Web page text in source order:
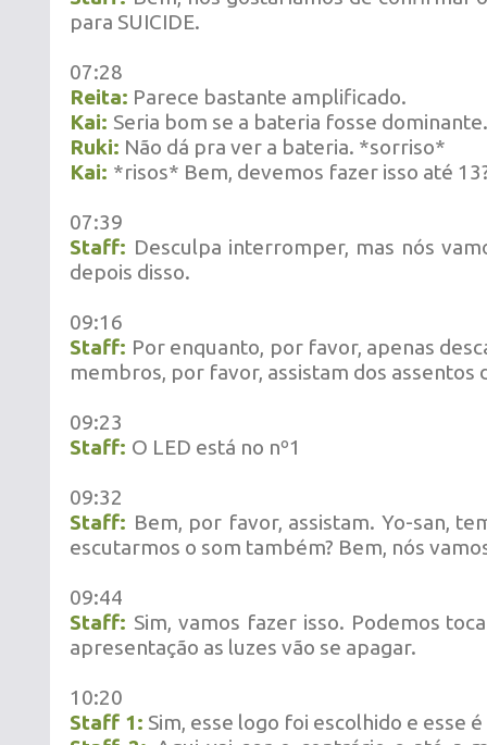
para SUICIDE.
07:28
Reita: Parece bastante amplificado.
Kai: Seria bom se a bateria fosse dominante.
Ruki: Não dá pra ver a bateria. *sorriso*
Kai: *risos* Bem, devemos fazer isso até
07:39
Staff: Desculpa interromper, mas nós
depois disso.
09:16
Staff: Por enquanto, por favor, apenas
membros, por favor, assistam dos assentos
09:23
Staff: O LED está no nº1
09:32
Staff: Bem, por favor, assistam. Yo-san,
escutarmos o som também? Bem, nós
09:44
Staff: Sim, vamos fazer isso. Podemos
apresentação as luzes vão se apagar.
10:20
Staff 1: Sim, esse logo foi escolhido e esse